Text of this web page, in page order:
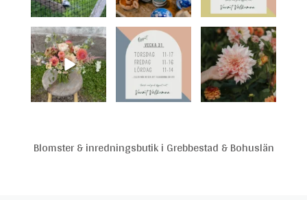
Blomster & inredningsbutik i Grebbestad & Bohuslän